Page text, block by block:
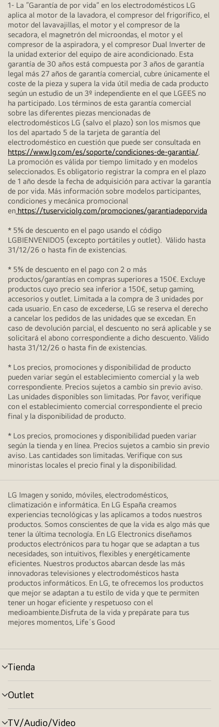
1- La “Garantía de por vida” en los electrodomésticos LG
aplica al motor de la lavadora, el compresor del frigorífico, el
motor del lavavajillas, el motor y el compresor de la
secadora, el magnetrón del microondas, el motor y el
compresor de la aspiradora, y el compresor Dual Inverter de
la unidad exterior del equipo de aire acondicionado. Esta
garantía de 30 años está compuesta por 3 años de garantía
legal más 27 años de garantía comercial, cubre únicamente el
coste de la pieza y supera la vida útil media de cada producto
según un estudio de un 3º independiente en el que LGEES no
ha participado. Los términos de esta garantía comercial
sobre las diferentes piezas mencionadas de
electrodomésticos LG (salvo el plazo) son los mismos que
los del apartado 5 de la tarjeta de garantía del
electrodoméstico en cuestión que puede ser consultada en
https://www.lg.com/es/soporte/condiciones-de-garantia/.
La promoción es válida por tiempo limitado y en modelos
seleccionados. Es obligatorio registrar la compra en el plazo
de 1 año desde la fecha de adquisición para activar la garantía
de por vida. Más información sobre modelos participantes,
condiciones y mecánica promocional
en https://tuserviciolg.com/promociones/garantiadeporvida
* 5% de descuento en el pago usando el código
LGBIENVENIDO5 (excepto portátiles y outlet). Válido hasta
31/12/26 o hasta fin de existencias.
* 5% de descuento en el pago con 2 o más
productos/garantías en compras superiores a 150€. Excluye
productos cuyo precio sea inferior a 150€, setup gaming,
accesorios y outlet. Limitada a la compra de 3 unidades por
cada usuario. En caso de excederse, LG se reserva el derecho
a cancelar los pedidos de las unidades que se excedan. En
caso de devolución parcial, el descuento no será aplicable y se
solicitará el abono correspondiente a dicho descuento. Válido
hasta 31/12/26 o hasta fin de existencias.
* Los precios, promociones y disponibilidad de producto
pueden variar según el establecimiento comercial y la web
correspondiente. Precios sujetos a cambio sin previo aviso.
Las unidades disponibles son limitadas. Por favor, verifique
con el establecimiento comercial correspondiente el precio
final y la disponibilidad de producto.
* Los precios, promociones y disponibilidad pueden variar
según la tienda y en línea. Precios sujetos a cambio sin previo
aviso. Las cantidades son limitadas. Verifique con sus
minoristas locales el precio final y la disponibilidad.
LG Imagen y sonido, móviles, electrodomésticos,
climatización e informática. En LG España creamos
experiencias tecnológicas y las aplicamos a todos nuestros
productos. Somos conscientes de que la vida es algo más que
tener la última tecnología. En LG Electronics diseñamos
productos electrónicos para tu hogar que se adaptan a tus
necesidades, son intuitivos, flexibles y energéticamente
eficientes. Nuestros productos abarcan desde las más
innovadoras televisiones y electrodomésticos hasta
productos informáticos. En LG, te ofrecemos los productos
que mejor se adaptan a tu estilo de vida y que te permiten
tener un hogar eficiente y respetuoso con el
medioambiente.Disfruta de la vida y prepárate para tus
mejores momentos, Life´s Good
Tienda
Alternar
menú
Outlet
Alternar
menú
TV/Audio/Video